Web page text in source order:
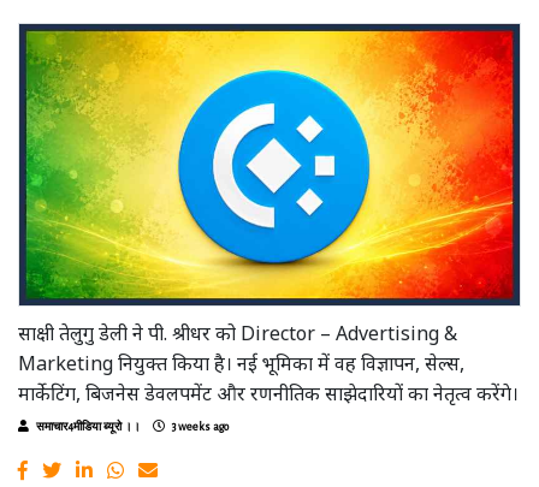
साक्षी तेलुगु डेली ने पी. श्रीधर को Director – Advertising &
Marketing नियुक्त किया है। नई भूमिका में वह विज्ञापन, सेल्स,
मार्केटिंग, बिजनेस डेवलपमेंट और रणनीतिक साझेदारियों का नेतृत्व करेंगे।
समाचार4मीडिया ब्यूरो ।। 3 weeks ago